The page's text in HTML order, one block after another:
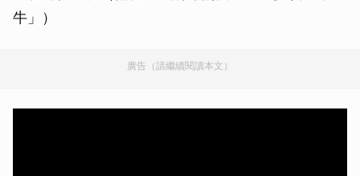
牛」）
廣告（請繼續閱讀本文）